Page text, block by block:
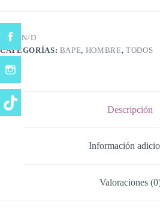
SKU:N/D
CATEGORÍAS: BAPE, HOMBRE, TODOS
Descripción
Información
Valoraciones